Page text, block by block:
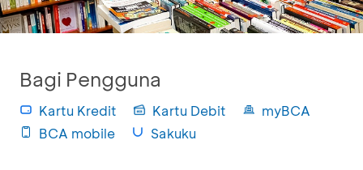
Bagi Pengguna
Kartu Kredit Kartu Debit
myBCA
BCA mobile
Sakuku